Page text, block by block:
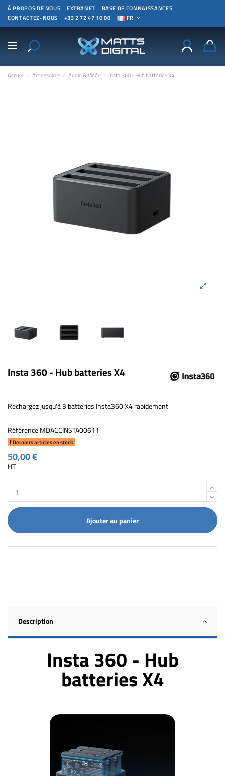
À PROPOS DE NOUS EXTRANET
BASE DE CONNAISSANCES
CONTACTEZ-NOUS
+33 2 72 47 10 00 FR
Accueil Accessoires Audio & Vidéo Insta 360 - Hub batteries X4
Insta 360 - Hub batteries X4
Rechargez jusqu'à 3 batteries Insta360 X4 rapidement
RéférenceMDACCINSTA00611
Derniers articles en stock
50,00 €
HT
Ajouter au panier
Description
Insta 360 - Hub
batteries X4